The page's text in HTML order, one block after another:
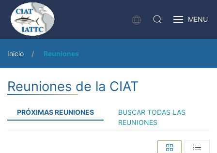
MENU
Inicio Reuniones
Reuniones de la CIAT
PRÓXIMAS REUNIONES
BUSCAR TODAS LAS
REUNIONES